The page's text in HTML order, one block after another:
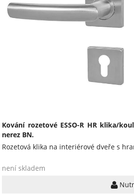
Kování rozetové ESSO-R HR klika/
nerez BN.
Rozetová klika na interiérové dveře s
není skladem